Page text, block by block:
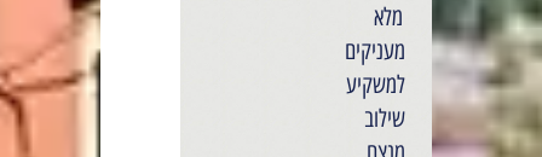
מלא
מעניקים
למשקיע
שילוב